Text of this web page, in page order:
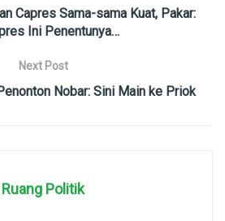
Capres Sama-sama Kuat, Pakar:
Ini Penentunya…
Next Post
Nobar: Sini Main ke Priok
Ruang Politik